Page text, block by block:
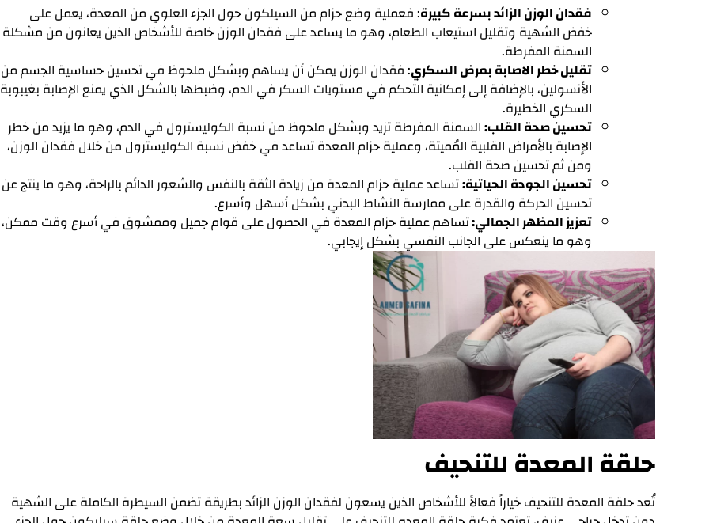
فقدان الوزن الزائد بسرعة كبيرة: فعملية وضع حزام من السيلكون حول الجزء العلوي من المعدة، يعمل على
خفض الشهية وتقليل استيعاب الطعام، وهو ما يساعد على فقدان الوزن خاصة للأشخاص الذين يعانون من مشكلة
السمنة المفرطة.
تقليل خطر الاصابة بمرض السكري: فقدان الوزن يمكن أن يساهم وبشكل ملحوظ في تحسين حساسية الجسم من
الأنسولين، بالإضافة إلى إمكانية التحكم في مستويات السكر في الدم، وضبطها بالشكل الذي يمنع الإصابة بغيبوبة
السكري الخطيرة.
تحسين صحة القلب:السمنة المفرطة تزيد وبشكل ملحوظ من نسبة الكوليسترول في الدم، وهو ما يزيد من خطر
الإصابة بالأمراض القلبية المُميتة، وعملية حزام المعدة تساعد في خفض نسبة الكوليسترول من خلال فقدان الوزن،
ومن ثم تحسين صحة القلب.
تحسين الجودة الحياتية:تساعد عملية حزام المعدة من زيادة الثقة بالنفس والشعور الدائم بالراحة، وهو ما ينتج عن
تحسين الحركة والقدرة على ممارسة النشاط البدني بشكل أسهل وأسرع.
تعزيز المظهر الجمالي:تساهم عملية حزام المعدة في الحصول على قوام جميل وممشوق في أسرع وقت ممكن،
وهو ما ينعكس على الجانب النفسي بشكل إيجابي.
حلقة المعدة للتنحيف
تُعد حلقة المعدة للتنحيف خياراً فعالاً للأشخاص الذين يسعون لفقدان الوزن الزائد بطريقة تضمن السيطرة الكاملة على الشهية